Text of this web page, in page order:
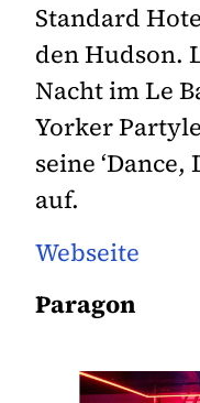
Standard
den Hudson.
Nacht im Le
Yorker
seine ‘Dance,
auf.
Webseite
Paragon